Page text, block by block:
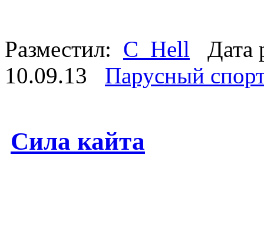
Разместил: C_Hell Дата
10.09.13 Парусный
Сила кайта